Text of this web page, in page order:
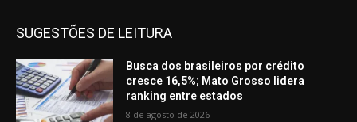
SUGESTÕES DE LEITURA
Busca dos brasileiros por crédito
cresce 16,5%; Mato Grosso lidera
ranking entre estados
8 de agosto de 2026